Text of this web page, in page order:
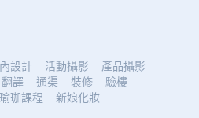
設計 活動攝影
產品攝影
翻譯 通渠 裝修
驗樓
瑜珈課程 新娘化妝